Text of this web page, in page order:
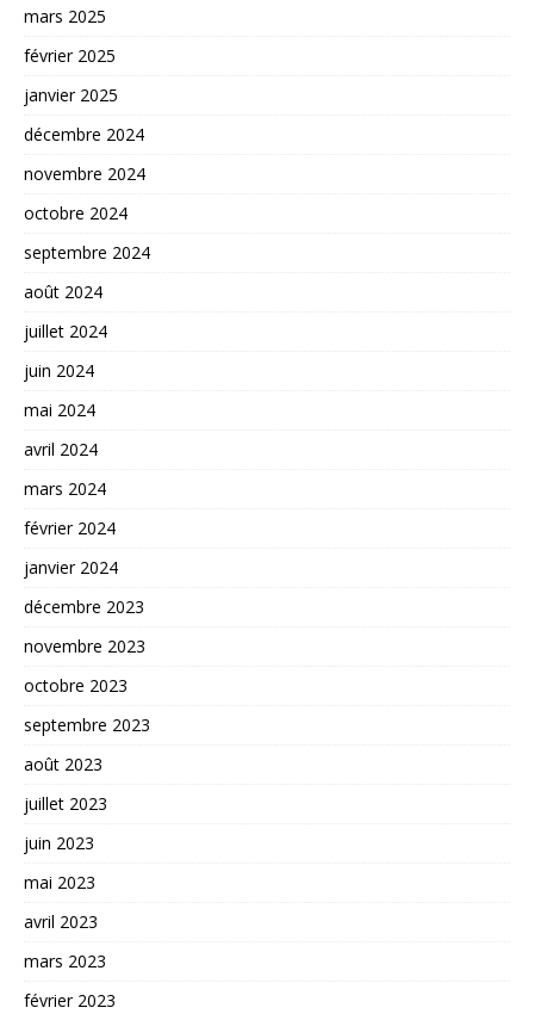
mars 2025
février 2025
janvier 2025
décembre 2024
novembre 2024
octobre 2024
septembre 2024
août 2024
juillet 2024
juin 2024
mai 2024
avril 2024
mars 2024
février 2024
janvier 2024
décembre 2023
novembre 2023
octobre 2023
septembre 2023
août 2023
juillet 2023
juin 2023
mai 2023
avril 2023
mars 2023
février 2023